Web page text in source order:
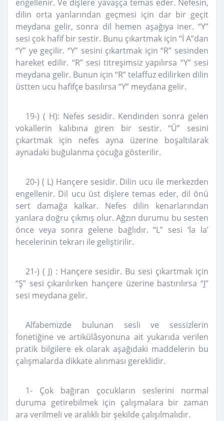
engellenir. Ve dişlere yavaşça temas eder. Nefesin,
dilin orta yanlarından geçmesi için dar bir geçit
meydana gelir, sonra dil hemen aşağıya iner. “Y”
sesi çok hafif bir sestir. Bunu çıkartmak için “İ A”dan
“Y” ye geçilir. “Y” sesini çıkartmak için “R” sesinden
hareket edilir. “R” sesi titreşimsiz yapılırsa “Y” sesi
meydana gelir. Bunun için “R” telaffuz edilirken dilin
üstten ucu hafifçe basılırsa “Y” meydana gelir.
19-) ( H): Nefes sesidir. Kendinden sonra gelen
vokallerin kalıbına giren bir sestir. “Ü” sesini
çıkartmak için nefes ayna üzerine boşaltılarak
aynadaki buğulanma çocuğa gösterilir.
20-) ( L) Hançere sesidir. Dilin ucu ile merkezden
engellenir. Dil ucu üst dişlere temas eder, dil önü
sert damağa kalkar. Nefes dilin kenarlarından
yanlara doğru çıkmış olur. Ağzın durumu bu sesten
önce veya sonra gelene bağlıdır. “L” sesi ‘la la’
hecelerinin tekrarı ile geliştirilir.
21-) ( J) : Hançere sesidir. Bu sesi çıkartmak için
“Ş” sesi çıkarılırken hançere üzerine bastırılırsa “J”
sesi meydana gelir.
Alfabemizde bulunan sesli ve sessizlerin
fonetiğine ve artikülâsyonuna ait yukarıda verilen
pratik bilgilere ek olarak aşağıdaki maddelerin bu
çalışmalarda dikkate alınması gereklidir.
1- Çok bağıran çocukların seslerini normal
duruma getirebilmek için çalışmalara bir zaman
ara verilmeli ve aralıklı bir şekilde çalışılmalıdır.